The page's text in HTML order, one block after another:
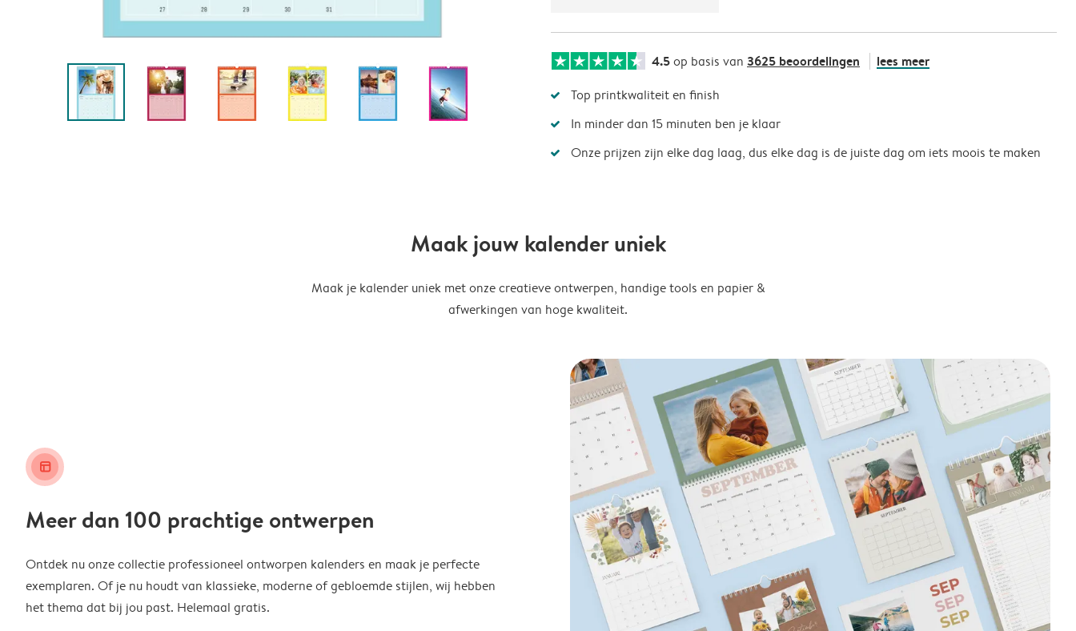
4.5op basis van 3625 beoordelingen lees meer
Top printkwaliteit en finish
In minder dan 15 minuten ben je klaar
Onze prijzen zijn elke dag laag, dus elke dag is de juiste dag om iets moois te maken
Maak jouw kalender uniek
Maak je kalender uniek met onze creatieve ontwerpen, handige tools en papier &
afwerkingen van hoge kwaliteit.
layout_alt
Meer dan 100 prachtige ontwerpen
Ontdek nu onze collectie professioneel ontworpen kalenders en maak je perfecte
exemplaren. Of je nu houdt van klassieke, moderne of gebloemde stijlen, wij hebben
het thema dat bij jou past. Helemaal gratis.